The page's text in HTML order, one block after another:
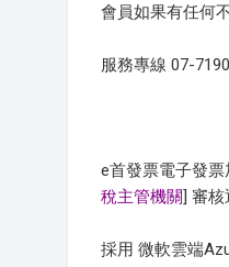
會員如果有任何
服務專線 07-
e首發票電子發
稅主管機關] 審核
採用 微軟雲端